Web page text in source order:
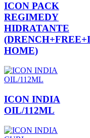
ICON PACK
REGIMEDY
HIDRATANTE
HOME)
ICON INDIA
OIL/112ML